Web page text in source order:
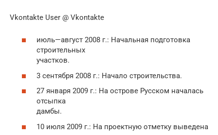
Vkontakte User @ Vkontakte
июль—август 2008 г.: Начальная подготовка
строительных
участков.
3 сентября 2008 г.: Начало строительства.
27 января 2009 г.: На острове Русском началась
отсыпка
дамбы.
10 июля 2009 г.: На проектную отметку выведена